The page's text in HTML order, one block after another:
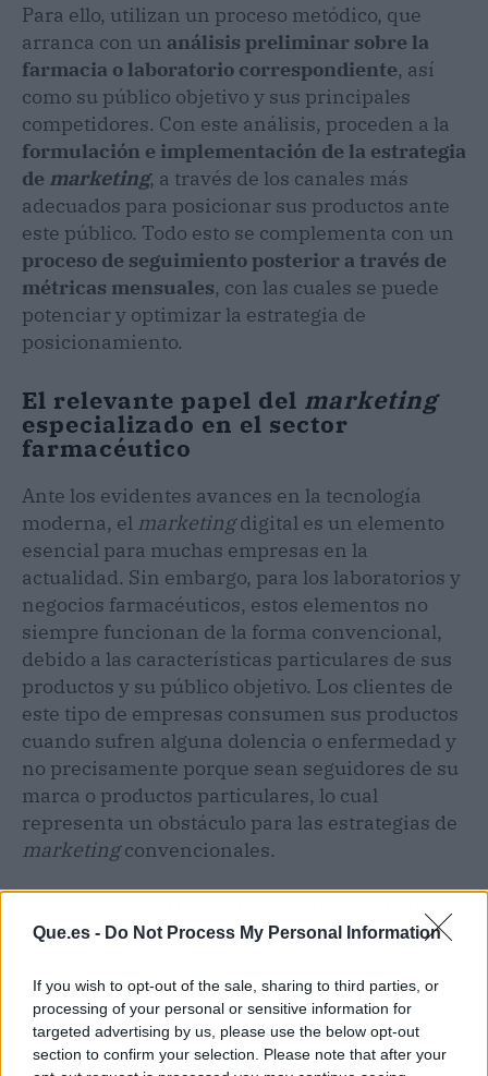
Que.es - Do Not Process My Personal Information
If you wish to opt-out of the sale, sharing to third parties, or
processing of your personal or sensitive information for
targeted advertising by us, please use the below opt-out
section to confirm your selection. Please note that after your
Para ello, utilizan un proceso metódico, que
arranca con un análisis preliminar sobre la
farmacia o laboratorio correspondiente, así
como su público objetivo y sus principales
competidores. Con este análisis, proceden a la
formulación e implementación de la estrategia
de marketing, a través de los canales más
adecuados para posicionar sus productos ante
este público. Todo esto se complementa con un
proceso de seguimiento posterior a través de
métricas mensuales, con las cuales se puede
potenciar y optimizar la estrategia de
posicionamiento.
El relevante papel del marketing
especializado en el sector
farmacéutico
Ante los evidentes avances en la tecnología
moderna, el marketingdigital es un elemento
esencial para muchas empresas en la
actualidad. Sin embargo, para los laboratorios y
negocios farmacéuticos, estos elementos no
siempre funcionan de la forma convencional,
debido a las características particulares de sus
productos y su público objetivo. Los clientes de
este tipo de empresas consumen sus productos
cuando sufren alguna dolencia o enfermedad y
no precisamente porque sean seguidores de su
marca o productos particulares, lo cual
representa un obstáculo para las estrategias de
marketingconvencionales.
solución ideal para este tipo de negocios, ya
específico almarketingde farmacias y
laboratorios. Esto les ha brindado una gran
experiencia en el sector, lo que les permite
desarrollarestrategias eficaces para este